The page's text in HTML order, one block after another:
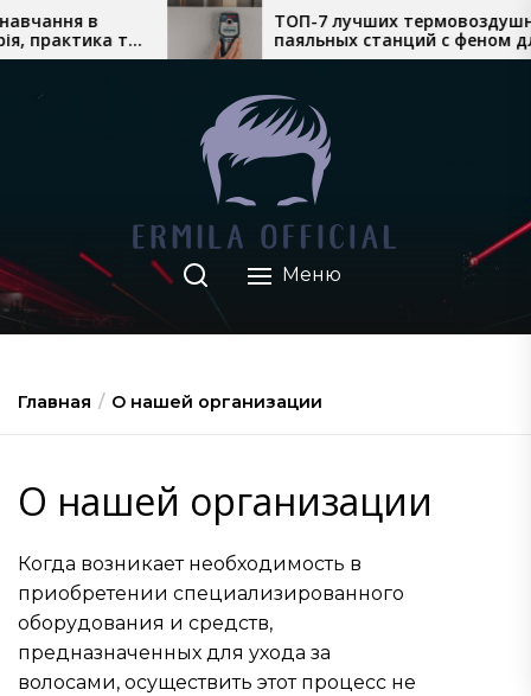
Перейти
к
в
та
ТОП-7 лучших термовоздушных
паяльных станций с феном для
сложного монтажа
Меню
Главная О нашей организации
О нашей организации
Когда возникает необходимость в
приобретении специализированного
оборудования и средств,
предназначенных для ухода за
волосами, осуществить этот процесс не